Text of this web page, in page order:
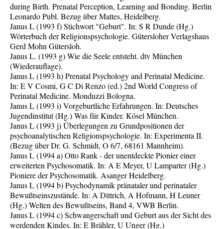
during Birth. Prenatal Perception, Learning and Bonding. Berlin
Leonardo Publ. Bezug über Mattes, Heidelberg.
Janus L (1993 f) Stichwort "Geburt". In: S R Dunde (Hg.)
Wörterbuch der Religionspsychologie. Gütersloher Verlagshaus
Gerd Mohn Gütersloh.
Janus L. (1993 g) Wie die Seele entsteht. dtv München
(Wiederauflage).
Janus L (1993 h) Prenatal Psychology and Perinatal Medicine.
In: E V Cosmi, G C Di Renzo (ed.) 2nd World Congress of
Perinatal Medicine. Monduzzi Bologna.
Janus L (1993 i) Vorgeburtliche Erfahrungen. In: Deutsches
Jugendinstitut (Hg.) Was für Kinder. Kösel München.
Janus L (1993 j) Überlegungen zu Grundpositionen der
psychoanalytischen Religionspsychologie. In: Experimenta II.
(Bezug über Dr. G. Schmidt, O 6/7, 68161 Mannheim).
Janus L (1994 a) Otto Rank - der unentdeckte Pionier einer
erweiterten Psychosomatik. In: A E Meyer, U Lamparter (Hg.)
Pioniere der Psychosomatik. Asanger Heidelberg.
Janus L (1994 b) Psychodynamik pränataler und perinataler
Bewußtseinszustände. In: A Dittrich, A Hofmann, H Leuner
(Hg.) Welten des Bewußtseins, Band 4, VWB Berlin.
Janus L (1994 c) Schwangerschaft und Geburt aus der Sicht des
werdenden Kindes. In: E Brähler, U Unger (Hg.)